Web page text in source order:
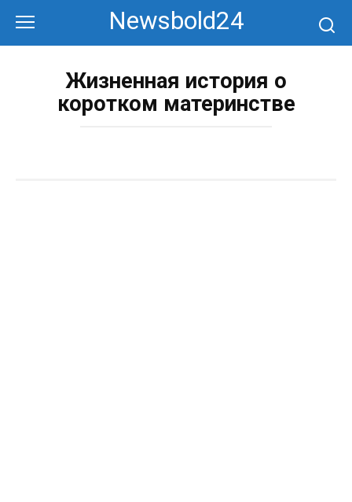
контенту
Newsbold24
Жизненная история о
коротком материнстве